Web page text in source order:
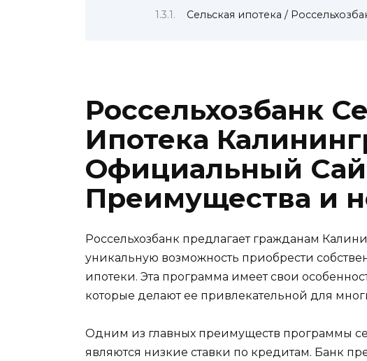
Сельская ипотека /
Россельхозбанк
Ипотека
Официальный
Преимущества и
Россельхозбанк предлагает гражданам
уникальную возможность приобрести
ипотеки. Эта программа имеет свои
которые делают ее привлекательной для
Одним из главных преимуществ программы
являются низкие ставки по кредитам. Банк